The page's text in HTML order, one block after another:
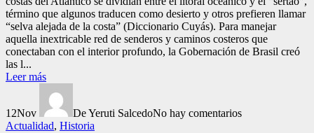
término que algunos traducen como desierto y otros prefieren llamar
“selva alejada de la costa” (Diccionario Cuyás). Para manejar
aquella inextricable red de senderos y caminos costeros que
conectaban con el interior profundo, la Gobernación de Brasil creó
las l...
Leer más
12Nov De Yeruti SalcedoNo hay comentarios
Actualidad, Historia